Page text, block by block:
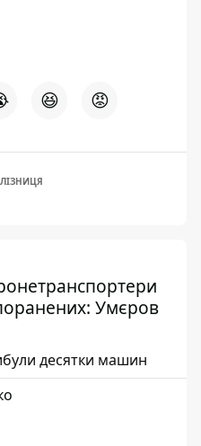
😆 😡
Умєров
десятки машин